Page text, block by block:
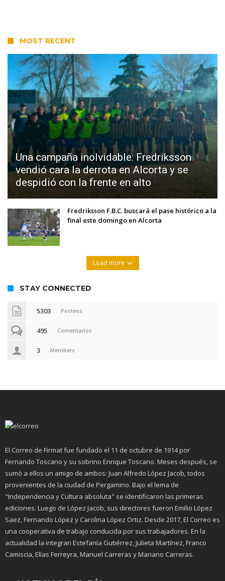
MOST RECENT
Una campaña inolvidable: Fredriksson
vendió cara la derrota en Alcorta y se
despidió con la frente en alto
Fredriksson F.B.C. buscará el pase histórico a la
final este domingo en Alcorta
Load more
STAY CONNECTED
5303 Posteos
495 Comentarios
3 Members
El Correo de Firmat fue fundado el 11 de octubre de 1914 por
Fernando Toscano y su sobrino Enrique Toscano. Meses después, se
sumó a ellos un amigo de ambos: Juan Alfredo López Jacob, todos
provenientes de la ciudad de Pergamino. Bajo el lema de
"Independencia y Cultura absoluta" se identificaron las primeras
ediciones. Luego de López Jacob, sus directores fueron Emilio López
Saez, Fernando López y Carolina López Ortiz. Desde 2017, El Correo es
una cooperativa de trabajo conducida por sus trabajadores. En la
actualidad la integran Estefanía Gutiérrez, Julieta Martínez, Franco
Camiscia, Elías Ferreyra, Manuel Carreras y Mariano Carreras.